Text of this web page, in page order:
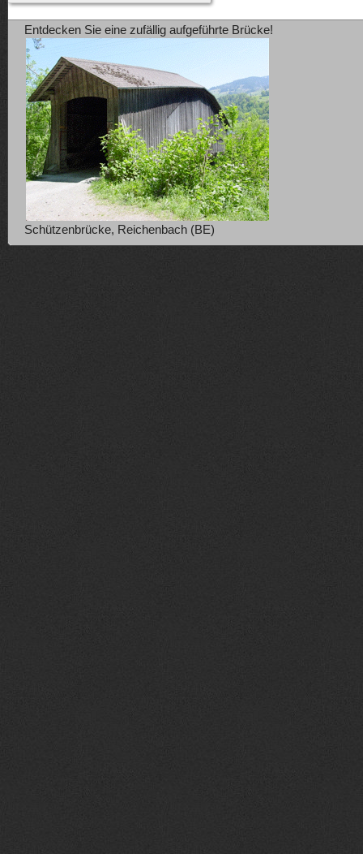
Entdecken Sie eine zufällig aufgeführte Brücke!
Schützenbrücke, Reichenbach (BE)